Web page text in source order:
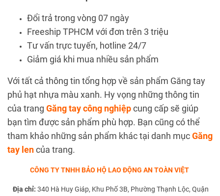
Đổi trả trong vòng 07 ngày
Freeship TPHCM với đơn trên 3 triệu
Tư vấn trực tuyến, hotline 24/7
Giảm giá khi mua nhiều sản phẩm
Với tất cả thông tin tổng hợp về sản phẩm Găng tay
phủ hạt nhựa màu xanh. Hy vọng những thông tin
của trang Găng tay công nghiệpcung cấp sẽ giúp
bạn tìm được sản phẩm phù hợp. Bạn cũng có thể
tham khảo những sản phẩm khác tại danh mụcGăng
tay lencủa trang.
CÔNG TY TNHH BẢO HỘ LAO ĐỘNG AN TOÀN VIỆT
Địa chỉ: 340 Hà Huy Giáp, Khu Phố 3B, Phường Thạnh Lộc, Quận